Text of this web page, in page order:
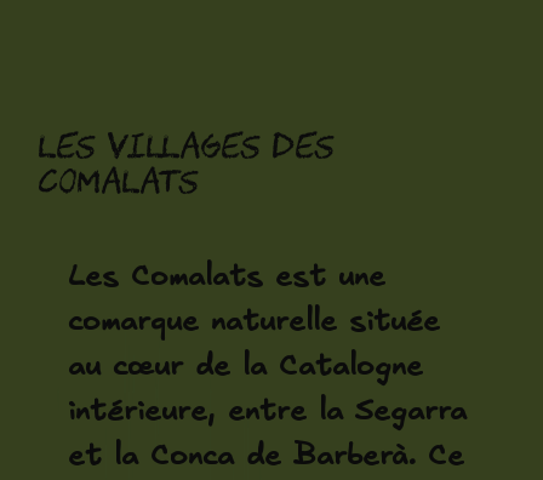
Les villages des
Comalats
Les Comalats est une
comarque naturelle située
au cœur de la Catalogne
intérieure, entre la Segarra
et la Conca de Barberà. Ce